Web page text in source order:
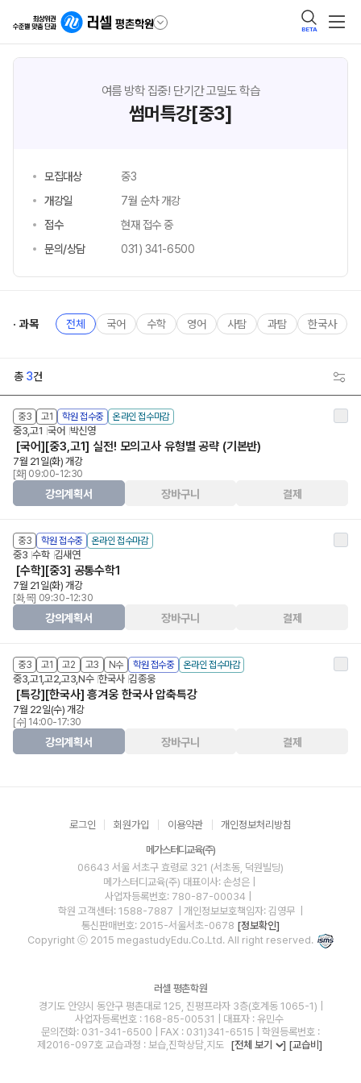
BETA
여름 방학 집중! 단기간 고밀도 학습
썸머특강[중3]
모집대상
중3
개강일
7월 순차 개강
접수
현재 접수 중
문의/상담
031) 341-6500
과목 전체 국어 수학 영어 사탐 과탐 한국사
총 3건
중3 고1 학원 접수중 온라인 접수마감
중3,고1 국어 박신영
[국어][중3,고1] 실전! 모의고사 유형별 공략 (기본반)
7월 21일(화) 개강
[화] 09:00-12:30
강의계획서 장바구니 결제
중3 학원 접수중 온라인 접수마감
중3 수학 김새연
[수학][중3] 공통수학1
7월 21일(화) 개강
[화,목] 09:30-12:30
강의계획서 장바구니 결제
중3 고1 고2 고3 N수 학원 접수중 온라인 접수마감
중3,고1,고2,고3,N수 한국사 김종웅
[특강][한국사] 흥겨웅 한국사 압축특강
7월 22일(수) 개강
[수] 14:00-17:30
강의계획서 장바구니 결제
로그인 회원가입 이용약관 개인정보처리방침
메가스터디교육(주)
06643 서울 서초구 효령로 321 (서초동, 덕원빌딩)
메가스터디교육(주) 대표이사: 손성은 |
사업자등록번호: 780-87-00034
학원 고객센터: 1588-7887
| 개인정보보호책임자: 김영무
통신판매번호: 2015-서울서초-0678 [정보확인]
Copyright ⓒ 2015 megastudyEdu.Co.Ltd. All right reserved.
러셀 평촌학원
경기도 안양시 동안구 평촌대로 125, 진평프라자 3층(호계동 1065-1) |
사업자등록번호 : 168-85-00531 | 대표자 : 유민수
문의전화: 031-341-6500 | FAX : 031)341-6515 | 학원등록번호 :
제2016-097호 교습과정 : 보습,진학상담,지도
[전체 보기 ] [교습비]